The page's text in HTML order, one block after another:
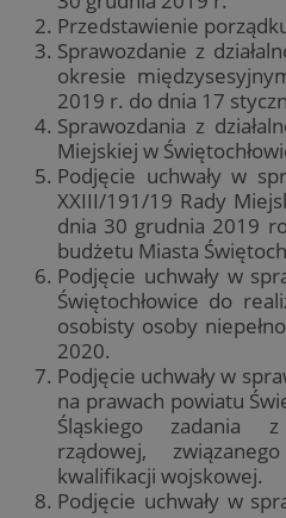
Przedstawienie
Sprawozdanie z
okresie
2019 r. do dnia 17
Sprawozdania z
Miejskiej w
Podjęcie uchwały w
XXIII/191/19 Rady
dnia 30 grudnia 2019
budżetu Miasta
Podjęcie uchwały w
Świętochłowice do
osobisty osoby
2020.
Podjęcie uchwały w
na prawach powiatu
Śląskiego zadania
rządowej,
kwalifikacji wojskowej.
Podjęcie uchwały w